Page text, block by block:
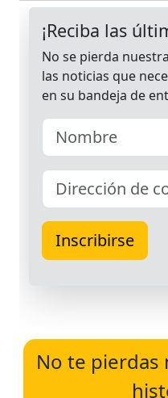
No te pierdas